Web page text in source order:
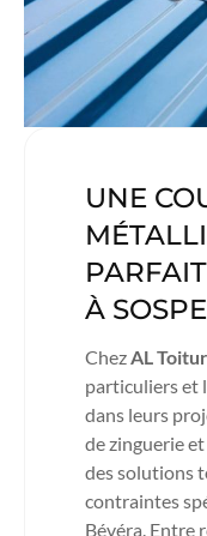
UNE
À
ChezAL
particuliers et
dans leurs
de zinguerie
des solutions
contraintes
Bévéra. Entre